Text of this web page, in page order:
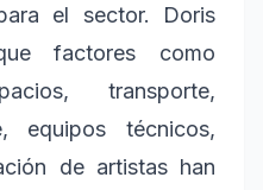
el sector. Doris
factores como
transporte,
equipos técnicos,
de artistas han